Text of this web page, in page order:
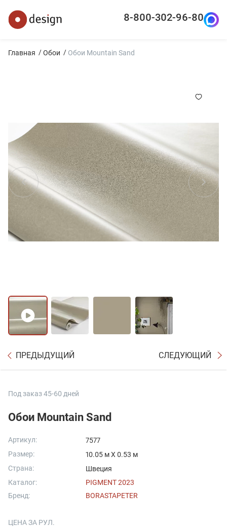
8-800-302-96-80
Главная Обои Обои Mountain Sand
ПРЕДЫДУЩИЙ СЛЕДУЮЩИЙ
Под заказ 45-60 дней
Обои Mountain Sand
Артикул:
7577
Размер:
10.05 м X 0.53 м
Страна:
Швеция
Каталог:
PIGMENT 2023
Бренд:
BORASTAPETER
ЦЕНА ЗА РУЛ.